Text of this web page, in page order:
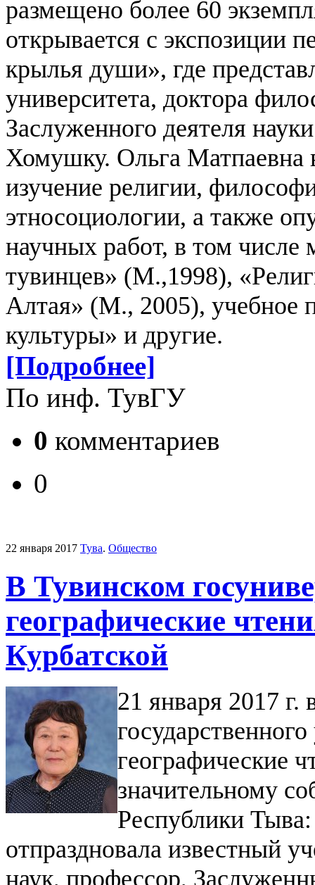
размещено более 60
открывается с экспозиции
крылья души», где
университета, доктора
Заслуженного деятеля
Хомушку. Ольга Матпаевна
изучение религии,
этносоциологии, а также
научных работ, в том числе
тувинцев» (М.,1998),
Алтая» (М., 2005), учебное
культуры» и другие.
[Подробнее]
По инф. ТувГУ
0 комментариев
0
22 января 2017 Тува. Общество
В Тувинском
географические
Курбатской
21 января 2017 г.
географические
значительному
Республики
отпраздновала известный
наук, профессор,